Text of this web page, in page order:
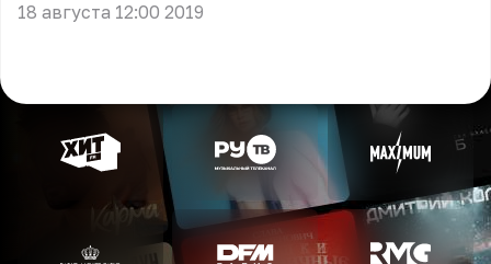
18 августа 12:00 2019